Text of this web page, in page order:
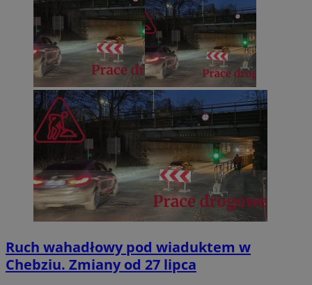
Ruch wahadłowy pod wiaduktem w
Chebziu. Zmiany od 27 lipca